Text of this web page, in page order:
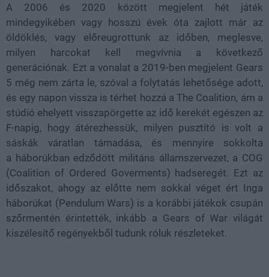
A 2006 és 2020 között megjelent hét játék
mindegyikében vagy hosszú évek óta zajlott már az
öldöklés, vagy előreugrottunk az időben, meglesve,
milyen harcokat kell megvívnia a következő
generációnak. Ezt a vonalat a 2019-ben megjelent Gears
5 még nem zárta le, szóval a folytatás lehetősége adott,
és egy napon vissza is térhet hozzá a The Coalition, ám a
stúdió ehelyett visszapörgette az idő kerekét egészen az
F-napig, hogy átérezhessük, milyen pusztító is volt a
sáskák váratlan támadása, és mennyire sokkolta
a háborúkban edződött militáns államszervezet, a COG
(Coalition of Ordered Goverments) hadseregét. Ezt az
időszakot, ahogy az előtte nem sokkal véget ért Inga
háborúkat (Pendulum Wars) is a korábbi játékok csupán
szőrmentén érintették, inkább a Gears of War világát
kiszélesítő regényekből tudunk róluk részleteket.